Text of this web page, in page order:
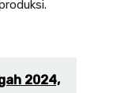
2024,